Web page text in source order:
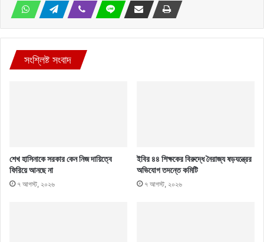
সংশ্লিষ্ট সংবাদ
শেখ হাসিনাকে সরকার কেন নিজ দায়িত্বে
ফিরিয়ে আনছে না
৭ আগস্ট, ২০২৬
ইবির ৪৪ শিক্ষকের বিরুদ্ধে নৈরাজ্য ষড়যন্ত্রের
অভিযোগ তদন্তে কমিটি
৭ আগস্ট, ২০২৬